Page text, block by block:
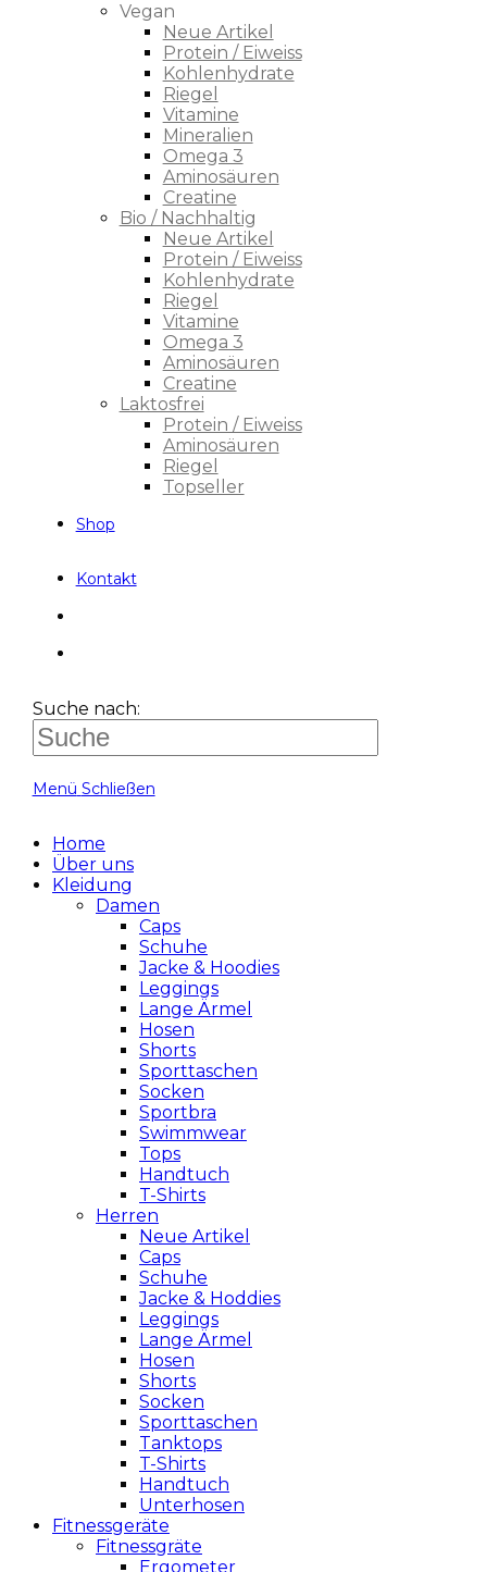
Vegan
Neue Artikel
Protein / Eiweiss
Kohlenhydrate
Riegel
Vitamine
Mineralien
Omega 3
Aminosäuren
Creatine
Bio / Nachhaltig
Neue Artikel
Protein / Eiweiss
Kohlenhydrate
Riegel
Vitamine
Omega 3
Aminosäuren
Creatine
Laktosfrei
Protein / Eiweiss
Aminosäuren
Riegel
Topseller
Shop
Kontakt
Suche nach:
Menü Schließen
Home
Über uns
Kleidung
Damen
Caps
Schuhe
Jacke & Hoodies
Leggings
Lange Ärmel
Hosen
Shorts
Sporttaschen
Socken
Sportbra
Swimmwear
Tops
Handtuch
T-Shirts
Herren
Neue Artikel
Caps
Schuhe
Jacke & Hoddies
Leggings
Lange Ärmel
Hosen
Shorts
Socken
Sporttaschen
Tanktops
T-Shirts
Handtuch
Unterhosen
Fitnessgeräte
Fitnessgräte
Ergometer